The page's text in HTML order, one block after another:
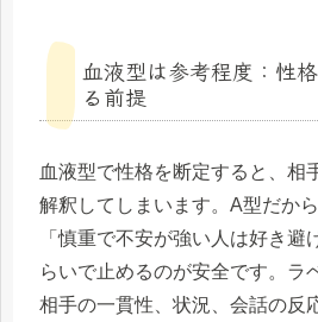
血液型は参考程度：性
る前提
血液型で性格を断定すると、相
解釈してしまいます。A型だか
「慎重で不安が強い人は好き避
らいで止めるのが安全です。ラ
相手の一貫性、状況、会話の反